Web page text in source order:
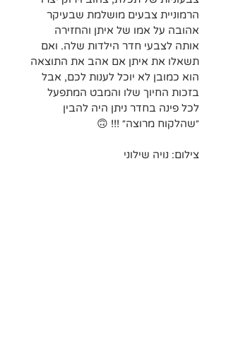
הרמוניית צבעים מושלמת שבעיקר
אהובה על אמו של איתן והחזירה
אותה לצבעי חדר הילדות שלה. ואם
תשאלו את איתן אם אהב את התוצאה
הוא כמובן לא יוכל לענות לכם, אבל
בזכות החיוך שלו והמבט המתפעל
לכל פינה בחדר ניתן היה להבין
״שהלקוח מרוצה״ !!! 🙃
צילום: נויה שילוני